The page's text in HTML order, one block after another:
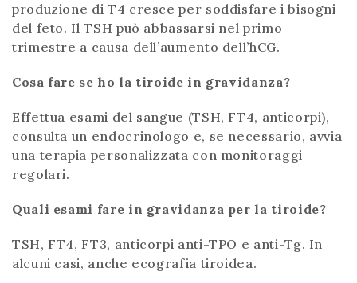
produzione di T4 cresce per soddisfare i bisogni
del feto. Il TSH può abbassarsi nel primo
trimestre a causa dell’aumento dell’hCG.
Cosa fare se ho la tiroide in gravidanza?
Effettua esami del sangue (TSH, FT4, anticorpi),
consulta un endocrinologo e, se necessario, avvia
una terapia personalizzata con monitoraggi
regolari.
Quali esami fare in gravidanza per la tiroide?
TSH, FT4, FT3, anticorpi anti-TPO e anti-Tg. In
alcuni casi, anche ecografia tiroidea.